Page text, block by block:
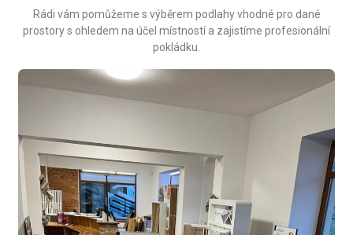
Rádi vám pomůžeme s výběrem podlahy vhodné pro dané
prostory s ohledem na účel místností a zajistíme profesionální
pokládku.